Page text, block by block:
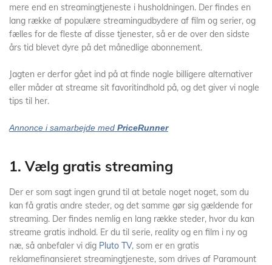
mere end en streamingtjeneste i husholdningen. Der findes en
lang række af populære streamingudbydere af film og serier, og
fælles for de fleste af disse tjenester, så er de over den sidste
års tid blevet dyre på det månedlige abonnement.
Jagten er derfor gået ind på at finde nogle billigere alternativer
eller måder at streame sit favoritindhold på, og det giver vi nogle
tips til her.
Annonce i samarbejde med PriceRunner
1. Vælg gratis streaming
Der er som sagt ingen grund til at betale noget noget, som du
kan få gratis andre steder, og det samme gør sig gældende for
streaming. Der findes nemlig en lang række steder, hvor du kan
streame gratis indhold. Er du til serie, reality og en film i ny og
næ, så anbefaler vi dig Pluto TV, som er en gratis
reklamefinansieret streamingtjeneste, som drives af Paramount